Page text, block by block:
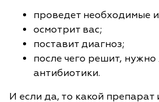
проведет необходимые
осмотрит вас;
поставит диагноз;
после чего решит,
антибиотики.
И если да, то какой препарат